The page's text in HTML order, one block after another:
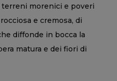
morenici e poveri
e cremosa, di
diffonde in bocca la
matura e dei fiori di